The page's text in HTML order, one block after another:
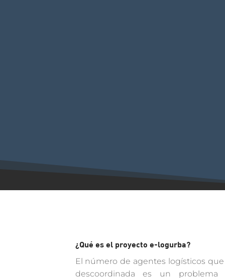
¿Qué es el proyecto e-logurba?
El número de agentes logísticos
descoordinada es un